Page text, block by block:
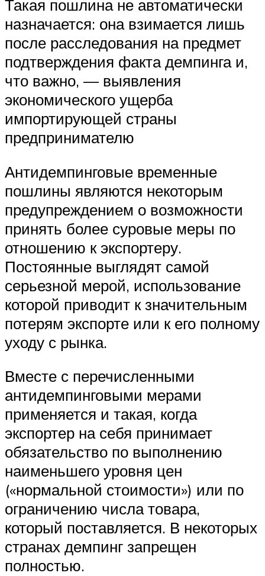
Такая пошлина не автоматически
назначается: она взимается лишь
после расследования на предмет
подтверждения факта демпинга и,
что важно, — выявления
экономического ущерба
импортирующей страны
предпринимателю
Антидемпинговые временные
пошлины являются некоторым
предупреждением о возможности
принять более суровые меры по
отношению к экспортеру.
Постоянные выглядят самой
серьезной мерой, использование
которой приводит к значительным
потерям экспорте или к его полному
уходу с рынка.
Вместе с перечисленными
антидемпинговыми мерами
применяется и такая, когда
экспортер на себя принимает
обязательство по выполнению
наименьшего уровня цен
(«нормальной стоимости») или по
ограничению числа товара,
который поставляется. В некоторых
странах демпинг запрещен
полностью.